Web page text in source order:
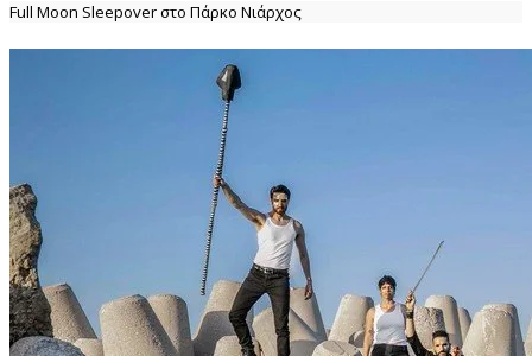
Full Moon Sleepover στο Πάρκο Νιάρχος